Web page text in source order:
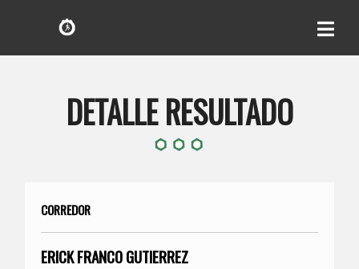
DETALLE RESULTADO
CORREDOR
ERICK FRANCO GUTIERREZ